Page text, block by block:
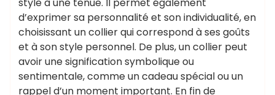
d’exprimer sa personnalité et son individualité, en
choisissant un collier qui correspond à ses goûts
et à son style personnel. De plus, un collier peut
avoir une signification symbolique ou
sentimentale, comme un cadeau spécial ou un
rappel d’un moment important. En fin de